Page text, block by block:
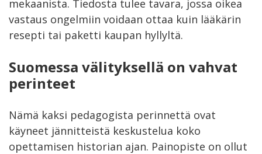
mekaanista. Tiedosta tulee tavara, jossa oikea
vastaus ongelmiin voidaan ottaa kuin lääkärin
resepti tai paketti kaupan hyllyltä.
Suomessa välityksellä on vahvat
perinteet
Nämä kaksi pedagogista perinnettä ovat
käyneet jännitteistä keskustelua koko
opettamisen historian ajan. Painopiste on ollut